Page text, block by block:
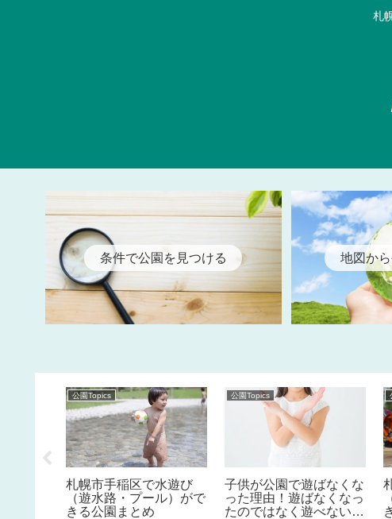
札
条件で公園を見つける 地図か
公園Topics
札幌市手稲区で水遊び
（遊水路・プール）がで
きる公園まとめ
公園Topics
子供が公園で遊ばなくな
った理由！遊ばなくなっ
たのではなく遊べない！